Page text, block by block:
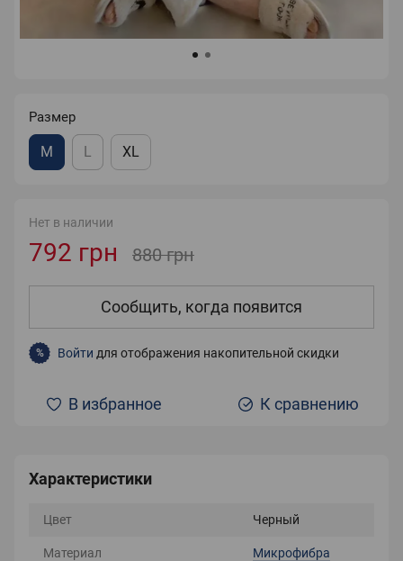
Размер
M L XL
Нет в наличии
792 грн 880 грн
Сообщить, когда появится
% Войти для отображения накопительной скидки
В избранное К сравнению
Характеристики
Цвет Черный
Материал Микрофибра